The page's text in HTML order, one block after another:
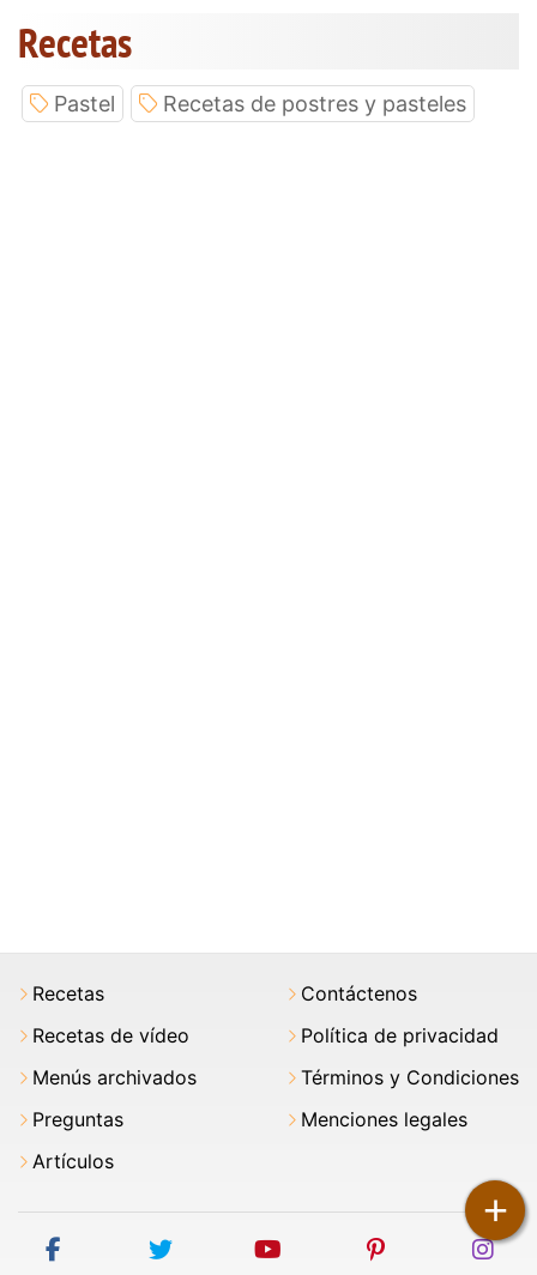
+
Recetas
Pastel Recetas de postres y pasteles
Recetas
Recetas de vídeo
Menús archivados
Preguntas
Artículos
Contáctenos
Política de privacidad
Términos y Condiciones
Menciones legales
facebook twitter youtube pinterest